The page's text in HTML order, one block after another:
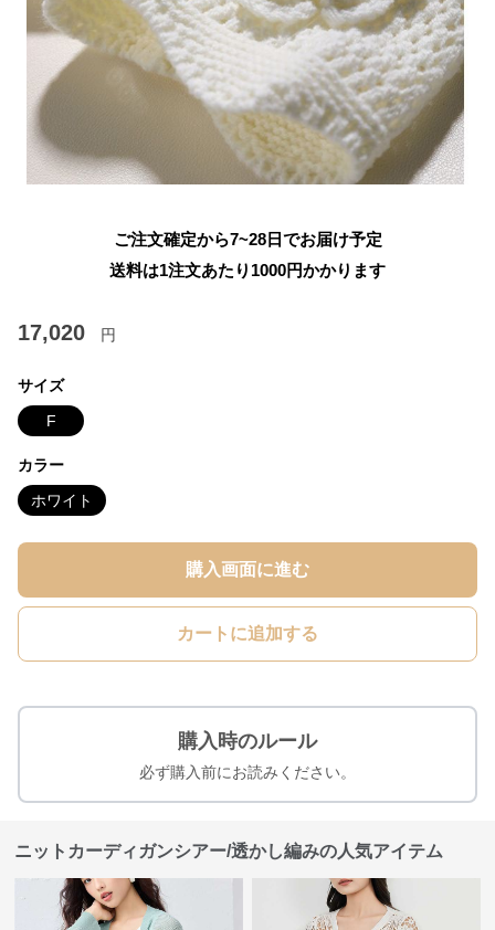
ご注文確定から7~28日でお届け予定
送料は1注文あたり 1000円かかります
17,020 円
サイズ
F
カラー
ホワイト
購入画面に進む
カートに追加する
購入時のルール
必ず購入前にお読みください。
ニットカーディガンシアー/透かし編みの人気アイテム